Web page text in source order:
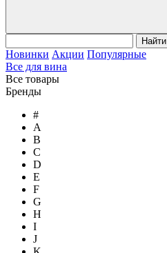
Найти
Новинки Акции Популярные
Все для вина
Все товары
Бренды
#
A
B
C
D
E
F
G
H
I
J